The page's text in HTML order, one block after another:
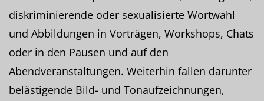
diskriminierende oder sexualisierte Wortwahl
und Abbildungen in Vorträgen, Workshops, Chats
oder in den Pausen und auf den
Abendveranstaltungen. Weiterhin fallen darunter
belästigende Bild- und Tonaufzeichnungen,